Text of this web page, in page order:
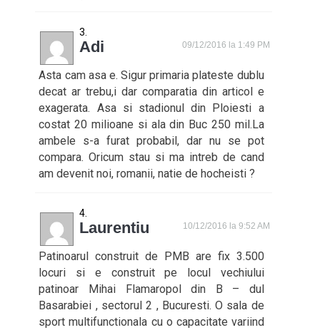
Adi 09/12/2016 la 1:49 PM
Asta cam asa e. Sigur primaria plateste dublu
decat ar trebu,i dar comparatia din articol e
exagerata. Asa si stadionul din Ploiesti a
costat 20 milioane si ala din Buc 250 mil.La
ambele s-a furat probabil, dar nu se pot
compara. Oricum stau si ma intreb de cand
am devenit noi, romanii, natie de hocheisti ?
Laurentiu 10/12/2016 la 9:52 AM
Patinoarul construit de PMB are fix 3.500
locuri si e construit pe locul vechiului
patinoar Mihai Flamaropol din B – dul
Basarabiei , sectorul 2 , Bucuresti. O sala de
sport multifunctionala cu o capacitate variind